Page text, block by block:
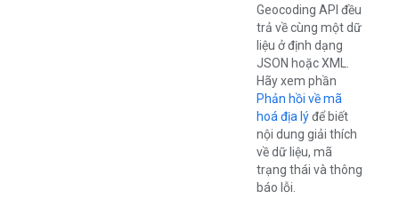
Geocoding API đều
trả về cùng một dữ
liệu ở định dạng
JSON hoặc XML.
Hãy xem phần
Phản hồi về mã
hoá địa lýđể biết
nội dung giải thích
về dữ liệu, mã
trạng thái và thông
báo lỗi.